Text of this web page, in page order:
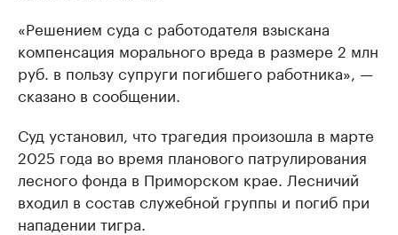
«Решением суда с работодателя взыскана
компенсация морального вреда в размере 2 млн
руб. в пользу супруги погибшего работника», —
сказано в сообщении.
Суд установил, что трагедия произошла в марте
2025 года во время планового патрулирования
лесного фонда в Приморском крае. Лесничий
входил в состав служебной группы и погиб при
нападении тигра.